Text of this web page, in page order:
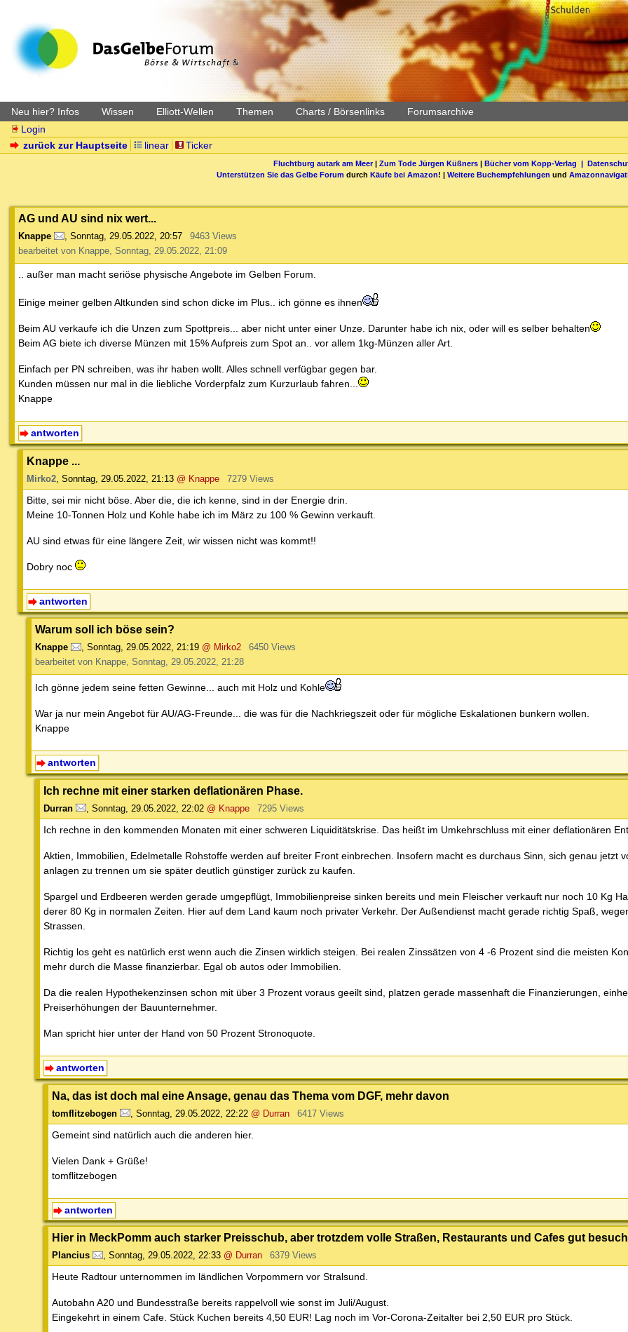
Neu hier? Infos Wissen Elliott-Wellen Themen Charts / Börsenlinks Forumsarchive
Login
zurück zur Hauptseite
linear Ticker
Fluchtburg autark am Meer| Zum Tode Jürgen Küßners| Bücher vom Kopp-Verlag |
Unterstützen Sie das Gelbe Forum durch Käufe bei Amazon! | Weitere Buchempfehlungen und
AG und AU sind nix wert...
Knappe , Sonntag, 29.05.2022, 20:57
9463 Views
bearbeitet von Knappe, Sonntag, 29.05.2022, 21:09
.. außer man macht seriöse physische Angebote im Gelben Forum.
Einige meiner gelben Altkunden sind schon dicke im Plus.. ich gönne es ihnen
Beim AU verkaufe ich die Unzen zum Spottpreis... aber nicht unter einer Unze. Darunter habe ich nix, oder will es selber behalten
Beim AG biete ich diverse Münzen mit 15% Aufpreis zum Spot an.. vor allem 1kg-Münzen aller Art.
Einfach per PN schreiben, was ihr haben wollt. Alles schnell verfügbar gegen bar.
Kunden müssen nur mal in die liebliche Vorderpfalz zum Kurzurlaub fahren...
Knappe
antworten
Knappe ...
Mirko2, Sonntag, 29.05.2022, 21:13 @ Knappe 7279 Views
Bitte, sei mir nicht böse. Aber die, die ich kenne, sind in der Energie drin.
Meine 10-Tonnen Holz und Kohle habe ich im März zu 100 % Gewinn verkauft.
AU sind etwas für eine längere Zeit, wir wissen nicht was kommt!!
Dobry noc
antworten
Warum soll ich böse sein?
Knappe , Sonntag, 29.05.2022, 21:19 @ Mirko2
6450 Views
bearbeitet von Knappe, Sonntag, 29.05.2022, 21:28
Ich gönne jedem seine fetten Gewinne... auch mit Holz und Kohle
War ja nur mein Angebot für AU/AG-Freunde... die was für die Nachkriegszeit oder für mögliche Eskalationen bunkern wollen.
Knappe
antworten
Ich rechne mit einer starken deflationären Phase.
Durran Sonntag, 29.05.2022, 22:02 @ Knappe 7295 Views
Ich rechne in den kommenden Monaten mit einer schweren Liquiditätskrise. Das heißt im Umkehrschluss mit einer deflationären
Aktien, Immobilien, Edelmetalle Rohstoffe werden auf breiter Front einbrechen. Insofern macht es durchaus Sinn, sich genau jetzt
anlagen zu trennen um sie später deutlich günstiger zurück zu kaufen.
Spargel und Erdbeeren werden gerade umgepflügt, Immobilienpreise sinken bereits und mein Fleischer verkauft nur noch 10 Kg
derer 80 Kg in normalen Zeiten. Hier auf dem Land kaum noch privater Verkehr. Der Außendienst macht gerade richtig Spaß,
Strassen.
Richtig los geht es natürlich erst wenn auch die Zinsen wirklich steigen. Bei realen Zinssätzen von 4 -6 Prozent sind die meisten
mehr durch die Masse finanzierbar. Egal ob autos oder Immobilien.
Da die realen Hypothekenzinsen schon mit über 3 Prozent voraus geeilt sind, platzen gerade massenhaft die Finanzierungen,
Preiserhöhungen der Bauunternehmer.
Man spricht hier unter der Hand von 50 Prozent Stronoquote.
antworten
Na, das ist doch mal eine Ansage, genau das Thema vom DGF, mehr davon
tomflitzebogen Sonntag, 29.05.2022, 22:22 @ Durran 6417 Views
Gemeint sind natürlich auch die anderen hier.
Vielen Dank + Grüße!
tomflitzebogen
antworten
Hier in MeckPomm auch starker Preisschub, aber trotzdem volle Straßen, Restaurants und Cafes gut
Plancius , Sonntag, 29.05.2022, 22:33 @ Durran 6379 Views
Heute Radtour unternommen im ländlichen Vorpommern vor Stralsund.
Autobahn A20 und Bundesstraße bereits rappelvoll wie sonst im Juli/August.
Eingekehrt in einem Cafe. Stück Kuchen bereits 4,50 EUR! Lag noch im Vor-Corona-Zeitalter bei 2,50 EUR pro Stück.